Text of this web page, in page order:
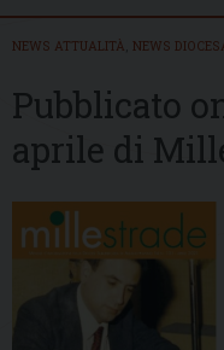
NEWS ATTUALITÀ NEWS
Pubblicato
aprile di